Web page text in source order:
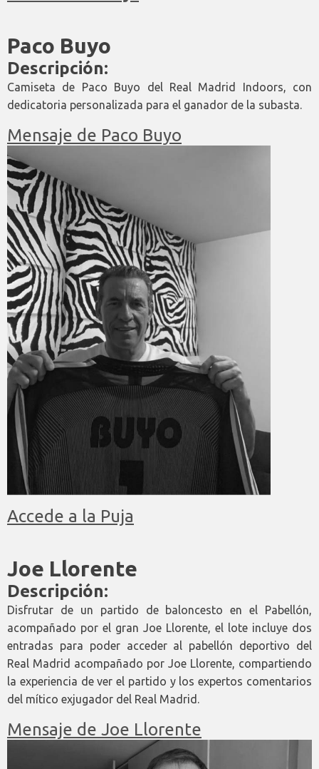
Paco Buyo
Descripción:
Camiseta de Paco Buyo del Real Madrid Indoors, con
dedicatoria personalizada para el ganador de la subasta.
Mensaje de Paco Buyo
Accede a la Puja
Joe Llorente
Descripción:
Disfrutar de un partido de baloncesto en el Pabellón,
acompañado por el gran Joe Llorente, el lote incluye dos
entradas para poder acceder al pabellón deportivo del
Real Madrid acompañado por Joe Llorente, compartiendo
la experiencia de ver el partido y los expertos comentarios
del mítico exjugador del Real Madrid.
Mensaje de Joe Llorente